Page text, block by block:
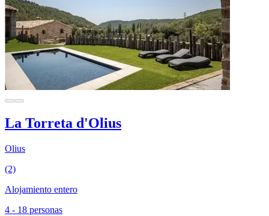
La Torreta d'Olius
Olius
(2)
Alojamiento entero
4 - 18 personas